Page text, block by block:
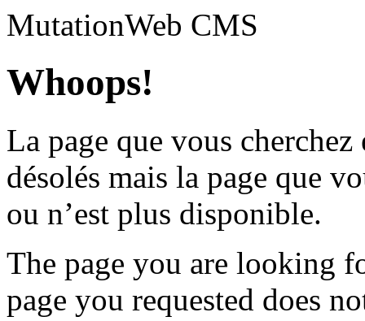
MutationWeb CMS
Whoops!
La page que vous
désolés mais la page que
ou n’est plus disponible.
The page you are looking
page you requested does